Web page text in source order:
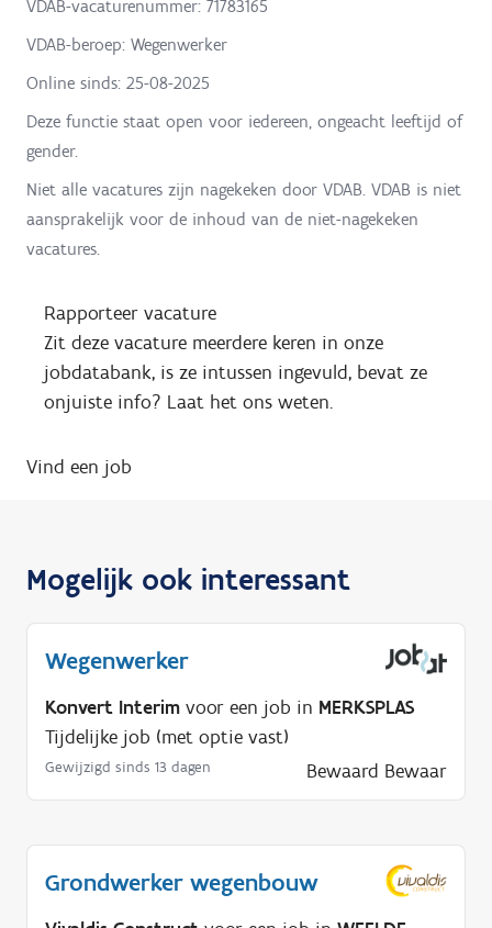
VDAB-vacaturenummer: 71783165
VDAB-beroep: Wegenwerker
Online sinds: 25-08-2025
Deze functie staat open voor iedereen, ongeacht leeftijd of
gender.
Niet alle vacatures zijn nagekeken door VDAB. VDAB is niet
aansprakelijk voor de inhoud van de niet-nagekeken
vacatures.
Rapporteer vacature
Zit deze vacature meerdere keren in onze
jobdatabank, is ze intussen ingevuld, bevat ze
onjuiste info? Laat het ons weten.
Vind een job
Mogelijk ook interessant
Wegenwerker
Konvert Interim voor een job in MERKSPLAS
Tijdelijke job (met optie vast)
Gewijzigd sinds 13 dagen Bewaard Bewaar
Grondwerker wegenbouw